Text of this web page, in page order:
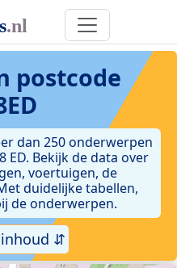
postcode
dan 250 onderwerpen
ED. Bekijk de data over
voertuigen, de
duidelijke tabellen,
de onderwerpen.
⇵